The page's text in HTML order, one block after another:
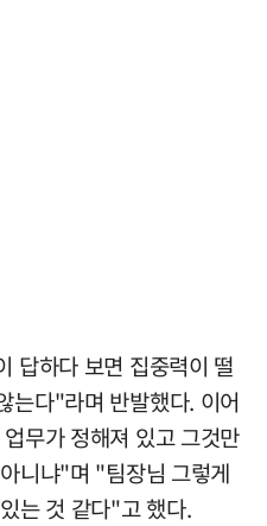
답하다 보면 집중력이 떨
는다"라며 반발했다. 이어
무가 정해져 있고 그것만
니냐"며 "팀장님 그렇게
는 것 같다"고 했다.